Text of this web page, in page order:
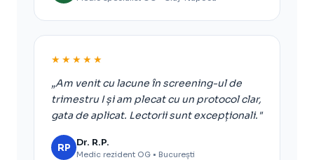
★★★★★
„Am venit cu lacune în screening-ul de
trimestru I și am plecat cu un protocol clar,
gata de aplicat. Lectorii sunt excepționali."
RP Dr. R.P.
Medic rezident OG • București